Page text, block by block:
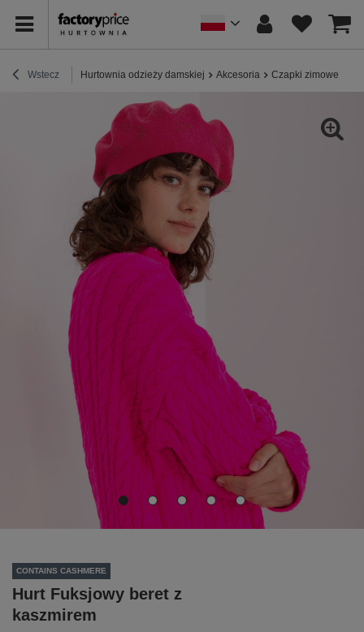
Wstecz Hurtownia odzieży damskiej Akcesoria Czapki zimowe
CONTAINS CASHMERE
Hurt Fuksjowy beret z
kaszmirem